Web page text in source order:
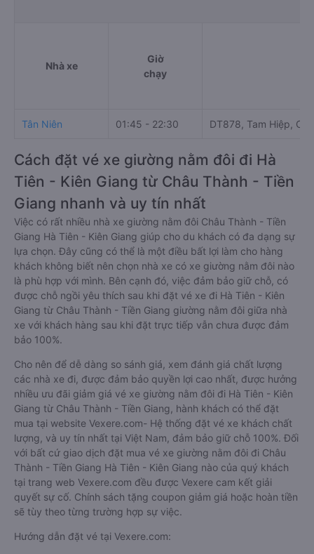
Nhà xe
Giờ
chạy
Tân Niên 01:45 - 22:30 DT878, Tam Hiệp,
Cách đặt vé xe giường nằm đôi đi Hà
Tiên - Kiên Giang từ Châu Thành - Tiền
Giang nhanh và uy tín nhất
Việc có rất nhiều nhà xe giường nằm đôi Châu Thành - Tiền
Giang Hà Tiên - Kiên Giang giúp cho du khách có đa dạng sự
lựa chọn. Đây cũng có thể là một điều bất lợi làm cho hàng
khách không biết nên chọn nhà xe có xe giường nằm đôi nào
là phù hợp với mình. Bên cạnh đó, việc đảm bảo giữ chỗ, có
được chỗ ngồi yêu thích sau khi đặt vé xe đi Hà Tiên - Kiên
Giang từ Châu Thành - Tiền Giang giường nằm đôi giữa nhà
xe với khách hàng sau khi đặt trực tiếp vẫn chưa được đảm
bảo 100%.
Cho nên để dễ dàng so sánh giá, xem đánh giá chất lượng
các nhà xe đi, được đảm bảo quyền lợi cao nhất, được hưởng
nhiều ưu đãi giảm giá vé xe giường nằm đôi đi Hà Tiên - Kiên
Giang từ Châu Thành - Tiền Giang, hành khách có thể đặt
mua tại website Vexere.com- Hệ thống đặt vé xe khách chất
lượng, và uy tín nhất tại Việt Nam, đảm bảo giữ chỗ 100%. Đối
với bất cứ giao dịch đặt mua vé xe giường nằm đôi đi Châu
Thành - Tiền Giang Hà Tiên - Kiên Giang nào của quý khách
tại trang web Vexere.com đều được Vexere cam kết giải
quyết sự cố. Chính sách tặng coupon giảm giá hoặc hoàn tiền
sẽ tùy theo từng trường hợp sự việc.
Hướng dẫn đặt vé tại Vexere.com: